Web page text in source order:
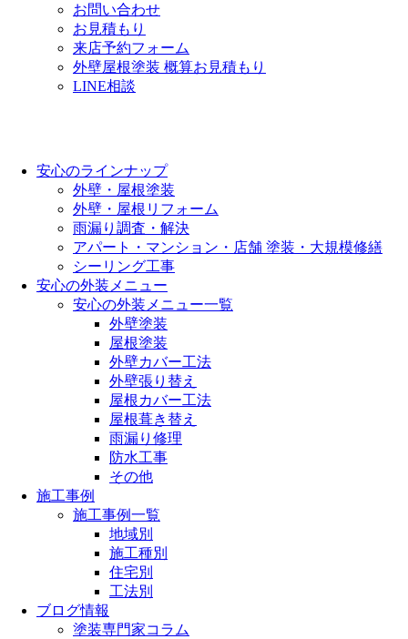
お問い合わせ
お見積もり
来店予約フォーム
外壁屋根塗装 概算お見積もり
LINE相談
安心のラインナップ
外壁・屋根塗装
外壁・屋根リフォーム
雨漏り調査・解決
アパート・マンション・店舗 塗装・大規模修繕
シーリング工事
安心の外装メニュー
安心の外装メニュー一覧
外壁塗装
屋根塗装
外壁カバー工法
外壁張り替え
屋根カバー工法
屋根葺き替え
雨漏り修理
防水工事
その他
施工事例
施工事例一覧
地域別
施工種別
住宅別
工法別
ブログ情報
塗装専門家コラム